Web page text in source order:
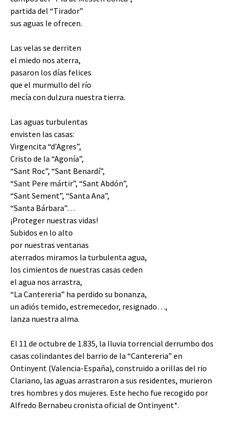
partida del “Tirador”
sus aguas le ofrecen.
Las velas se derriten
el miedo nos aterra,
pasaron los días felices
que el murmullo del río
mecía con dulzura nuestra tierra.
Las aguas turbulentas
envisten las casas:
Virgencita “d’Agres”,
Cristo de la “Agonía”,
“Sant Roc”, “Sant Benardí”,
“Sant Pere mártir”, “Sant Abdón”,
“Sant Sement”, “Santa Ana”,
“Santa Bárbara”…
¡Proteger nuestras vidas!
Subidos en lo alto
por nuestras ventanas
aterrados miramos la turbulenta agua,
los cimientos de nuestras casas ceden
el agua nos arrastra,
“La Cantereria” ha perdido su bonanza,
un adiós temido, estremecedor, resignado…,
lanza nuestra alma.
El 11 de octubre de 1.835, la lluvia torrencial derrumbo dos
casas colindantes del barrio de la “Cantereria” en
Ontinyent (Valencia-España), construido a orillas del rio
Clariano, las aguas arrastraron a sus residentes, murieron
tres hombres y dos mujeres. Este hecho fue recogido por
Alfredo Bernabeu cronista oficial de Ontinyent*.